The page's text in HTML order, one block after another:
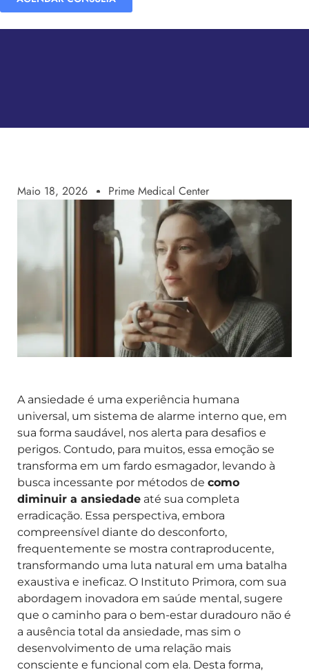
Maio 18, 2026 Prime Medical Center
A ansiedade é uma experiência humana
universal, um sistema de alarme interno que, em
sua forma saudável, nos alerta para desafios e
perigos. Contudo, para muitos, essa emoção se
transforma em um fardo esmagador, levando à
busca incessante por métodos de como
diminuir a ansiedade até sua completa
erradicação. Essa perspectiva, embora
compreensível diante do desconforto,
frequentemente se mostra contraproducente,
transformando uma luta natural em uma batalha
exaustiva e ineficaz. O Instituto Primora, com sua
abordagem inovadora em saúde mental, sugere
que o caminho para o bem-estar duradouro não é
a ausência total da ansiedade, mas sim o
desenvolvimento de uma relação mais
consciente e funcional com ela. Desta forma,